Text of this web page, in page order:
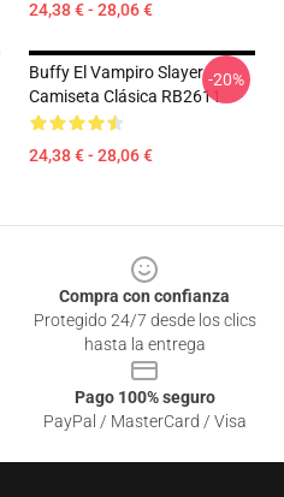
24,38 € - 28,06 €
Buffy El Vampiro Slayer
Camiseta Clásica RB2611
24,38 € - 28,06 €
-20%
Compra con confianza
Protegido 24/7 desde los clics
hasta la entrega
Pago 100% seguro
PayPal / MasterCard / Visa